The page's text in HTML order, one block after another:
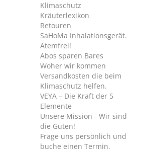
Klimaschutz
Kräuterlexikon
Retouren
SaHoMa Inhalationsgerät.
Atemfrei!
Abos sparen Bares
Woher wir kommen
Versandkosten die beim
Klimaschutz helfen.
VEYA – Die Kraft der 5
Elemente
Unsere Mission - Wir sind
die Guten!
Frage uns persönlich und
buche einen Termin.